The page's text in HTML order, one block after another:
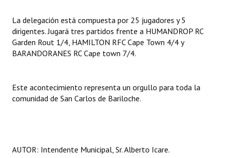
Ejecución Presupuestaria
Actas de Audiencias Públicas
Comunicaciones
Resoluciones de Presidencia
La delegación está compuesta por 25 jugadores y 5
dirigentes. Jugará tres partidos frente a HUMANDROP RC
Garden Rout 1/4, HAMILTON RFC Cape Town 4/4 y
BARANDORANES RC Cape town 7/4.
Este acontecimiento representa un orgullo para toda la
comunidad de San Carlos de Bariloche.
AUTOR: Intendente Municipal, Sr. Alberto Icare.